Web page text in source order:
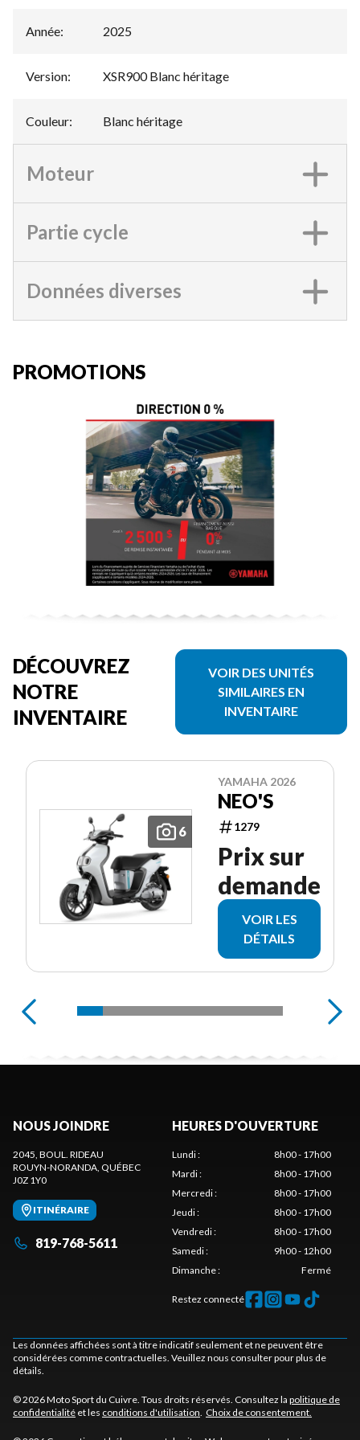
Année: 2025
Version: XSR900 Blanc héritage
Couleur: Blanc héritage
Moteur
Partie cycle
Données diverses
PROMOTIONS
DÉCOUVREZ
NOTRE
INVENTAIRE
VOIR DES UNITÉS
SIMILAIRES EN
INVENTAIRE
6
YAMAHA 2026
NEO'S
1279
Prix sur
demande
VOIR LES
DÉTAILS
NOUS JOINDRE
2045, BOUL. RIDEAU
ROUYN-NORANDA, QUÉBEC
J0Z 1Y0
ITINÉRAIRE
819-768-5611
HEURES D'OUVERTURE
Lundi:
8h00 - 17h00
Mardi:
8h00 - 17h00
Mercredi:
8h00 - 17h00
Jeudi:
8h00 - 17h00
Vendredi:
8h00 - 17h00
Samedi:
9h00 - 12h00
Dimanche: Fermé
Restez connecté
Les données affichées sont à titre indicatif seulement et ne peuvent être
considérées comme contractuelles. Veuillez nous consulter pour plus de
détails.
© 2026 Moto Sport du Cuivre. Tous droits réservés. Consultez la politique de
confidentialité et les conditions d'utilisation. Choix de consentement.